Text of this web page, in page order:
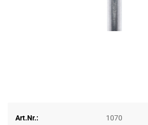
Art.Nr.:
1070